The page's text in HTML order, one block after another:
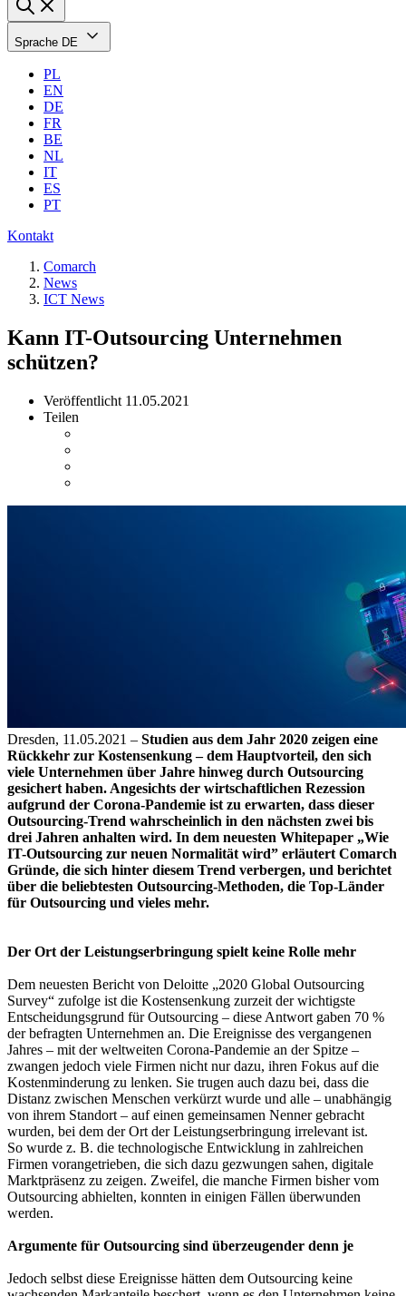
Sprache DE
PL
EN
DE
FR
BE
NL
IT
ES
PT
Kontakt
Comarch
News
ICT News
Kann IT-Outsourcing Unternehmen
schützen?
Veröffentlicht 11.05.2021
Teilen
Dresden, 11.05.2021 – Studien aus dem Jahr 2020 zeigen eine
Rückkehr zur Kostensenkung – dem Hauptvorteil, den sich
viele Unternehmen über Jahre hinweg durch Outsourcing
gesichert haben. Angesichts der wirtschaftlichen Rezession
aufgrund der Corona-Pandemie ist zu erwarten, dass dieser
Outsourcing-Trend wahrscheinlich in den nächsten zwei bis
drei Jahren anhalten wird. In dem neuesten Whitepaper „Wie
IT-Outsourcing zur neuen Normalität wird” erläutert Comarch
Gründe, die sich hinter diesem Trend verbergen, und berichtet
über die beliebtesten Outsourcing-Methoden, die Top-Länder
für Outsourcing und vieles mehr.
Der Ort der Leistungserbringung spielt keine Rolle mehr
Dem neuesten Bericht von Deloitte „2020 Global Outsourcing
Survey“ zufolge ist die Kostensenkung zurzeit der wichtigste
Entscheidungsgrund für Outsourcing – diese Antwort gaben 70 %
der befragten Unternehmen an. Die Ereignisse des vergangenen
Jahres – mit der weltweiten Corona-Pandemie an der Spitze –
zwangen jedoch viele Firmen nicht nur dazu, ihren Fokus auf die
Kostenminderung zu lenken. Sie trugen auch dazu bei, dass die
Distanz zwischen Menschen verkürzt wurde und alle – unabhängig
von ihrem Standort – auf einen gemeinsamen Nenner gebracht
wurden, bei dem der Ort der Leistungserbringung irrelevant ist.
So wurde z. B. die technologische Entwicklung in zahlreichen
Firmen vorangetrieben, die sich dazu gezwungen sahen, digitale
Marktpräsenz zu zeigen. Zweifel, die manche Firmen bisher vom
Outsourcing abhielten, konnten in einigen Fällen überwunden
werden.
Argumente für Outsourcing sind überzeugender denn je
Jedoch selbst diese Ereignisse hätten dem Outsourcing keine